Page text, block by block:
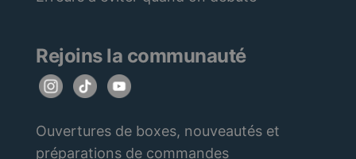
Rejoins la communauté
Ouvertures de boxes, nouveautés et
préparations de commandes